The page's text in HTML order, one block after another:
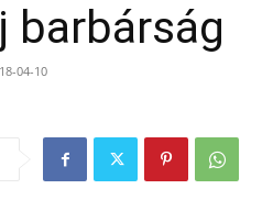
barbárság
04-10